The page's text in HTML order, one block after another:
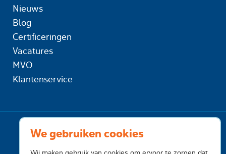
We gebruiken cookies
Nieuws
Blog
Certificeringen
Vacatures
MVO
Klantenservice